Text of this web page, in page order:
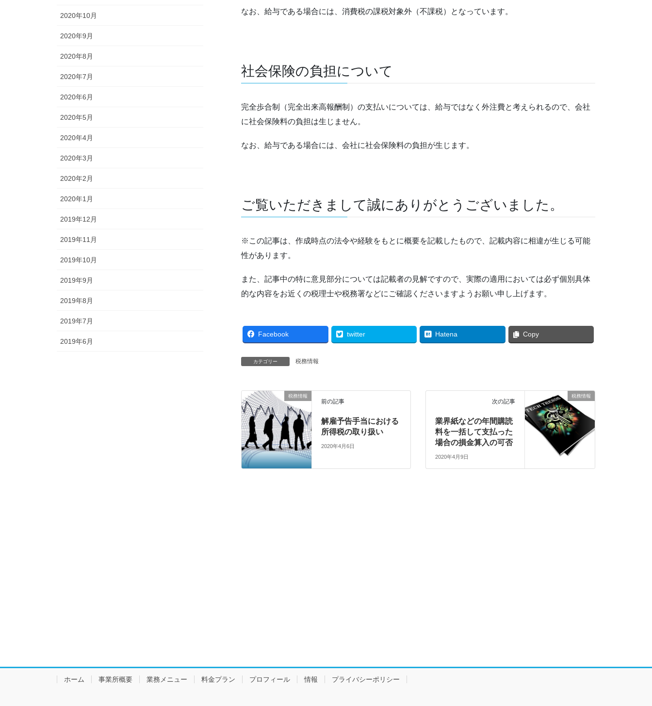
なお、給与である場合には、消費税の課税対象外（不課税）となっています。
社会保険の負担について
完全歩合制（完全出来高報酬制）の支払いについては、給与ではなく外注費と考えられるので、会社
に社会保険料の負担は生じません。
なお、給与である場合には、会社に社会保険料の負担が生じます。
ご覧いただきまして誠にありがとうございました。
※この記事は、作成時点の法令や経験をもとに概要を記載したもので、記載内容に相違が生じる可能
性があります。
また、記事中の特に意見部分については記載者の見解ですので、実際の適用においては必ず個別具体
的な内容をお近くの税理士や税務署などにご確認くださいますようお願い申し上げます。
Facebook twitter Hatena Copy
カテゴリー 税務情報
税務情報
前の記事
解雇予告手当における
所得税の取り扱い
2020年4月6日
税務情報
次の記事
業界紙などの年間購読
料を一括して支払った
場合の損金算入の可否
2020年4月9日
2020年10月
2020年9月
2020年8月
2020年7月
2020年6月
2020年5月
2020年4月
2020年3月
2020年2月
2020年1月
2019年12月
2019年11月
2019年10月
2019年9月
2019年8月
2019年7月
2019年6月
ホーム 事業所概要 業務メニュー 料金プラン プロフィール 情報 プライバシーポリシー